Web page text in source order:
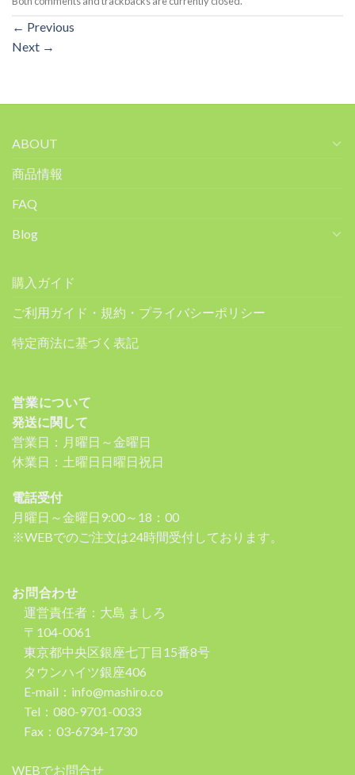
← Previous
Next →
ABOUT
商品情報
FAQ
Blog
購入ガイド
ご利用ガイド・規約・プライバシーポリシー
特定商法に基づく表記
営業について
発送に関して
営業日：月曜日～金曜日
休業日：土曜日日曜日祝日
電話受付
月曜日～金曜日9:00～18：00
※WEBでのご注文は24時間受付しております。
お問合わせ
運営責任者：大島 ましろ
〒104-0061
東京都中央区銀座七丁目15番8号
タウンハイツ銀座406
E-mail：info@mashiro.co
Tel：080-9701-0033
Fax：03-6734-1730
WEBでお問合せ